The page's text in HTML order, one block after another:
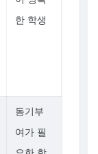
한 학생
동기부
여가 필